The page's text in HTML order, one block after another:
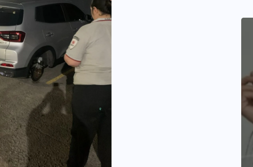
DESTACADOS
Merlo: motochorros asesinaron a
un oficial mayor de la Policía de la
Ciudad al que quisieron robarle la